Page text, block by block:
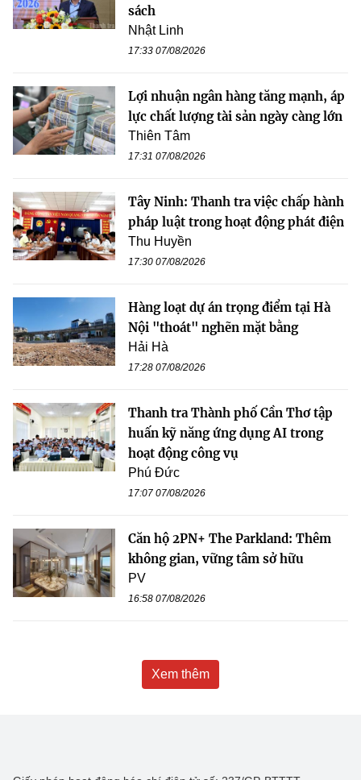
sách
Nhật Linh
17:33 07/08/2026
Lợi nhuận ngân hàng tăng mạnh, áp
lực chất lượng tài sản ngày càng lớn
Thiên Tâm
17:31 07/08/2026
Tây Ninh: Thanh tra việc chấp hành
pháp luật trong hoạt động phát điện
Thu Huyền
17:30 07/08/2026
Hàng loạt dự án trọng điểm tại Hà
Nội "thoát" nghẽn mặt bằng
Hải Hà
17:28 07/08/2026
Thanh tra Thành phố Cần Thơ tập
huấn kỹ năng ứng dụng AI trong
hoạt động công vụ
Phú Đức
17:07 07/08/2026
Căn hộ 2PN+ The Parkland: Thêm
không gian, vững tâm sở hữu
PV
16:58 07/08/2026
Xem thêm